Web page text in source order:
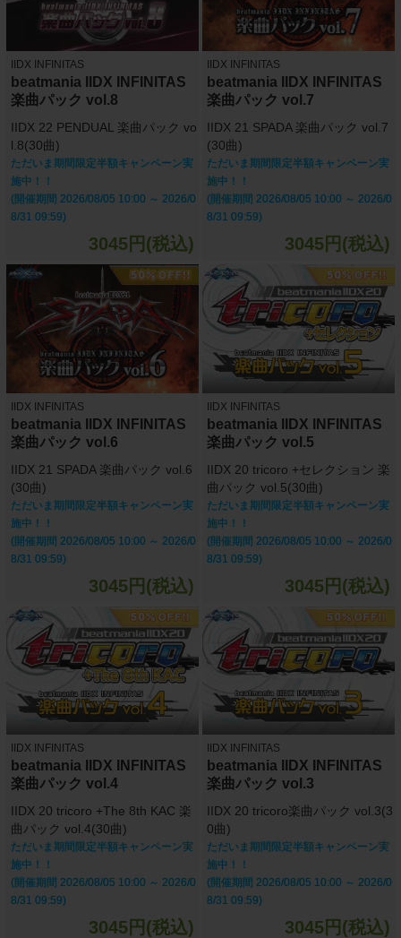
IIDX INFINITAS
beatmania IIDX INFINITAS
楽曲パック vol.8
IIDX 22 PENDUAL 楽曲パック vo
l.8(30曲)
ただいま期間限定半額キャンペーン実
施中！！
(開催期間 2026/08/05 10:00 ～ 2026/0
8/31 09:59)
3045円(税込)
IIDX INFINITAS
beatmania IIDX INFINITAS
楽曲パック vol.7
IIDX 21 SPADA 楽曲パック vol.7
(30曲)
ただいま期間限定半額キャンペーン実
施中！！
(開催期間 2026/08/05 10:00 ～ 2026/0
8/31 09:59)
3045円(税込)
IIDX INFINITAS
beatmania IIDX INFINITAS
楽曲パック vol.6
IIDX 21 SPADA 楽曲パック vol.6
(30曲)
ただいま期間限定半額キャンペーン実
施中！！
(開催期間 2026/08/05 10:00 ～ 2026/0
8/31 09:59)
3045円(税込)
IIDX INFINITAS
beatmania IIDX INFINITAS
楽曲パック vol.5
IIDX 20 tricoro +セレクション 楽
曲パック vol.5(30曲)
ただいま期間限定半額キャンペーン実
施中！！
(開催期間 2026/08/05 10:00 ～ 2026/0
8/31 09:59)
3045円(税込)
IIDX INFINITAS
beatmania IIDX INFINITAS
楽曲パック vol.4
IIDX 20 tricoro +The 8th KAC 楽
曲パック vol.4(30曲)
ただいま期間限定半額キャンペーン実
施中！！
(開催期間 2026/08/05 10:00 ～ 2026/0
8/31 09:59)
3045円(税込)
IIDX INFINITAS
beatmania IIDX INFINITAS
楽曲パック vol.3
IIDX 20 tricoro楽曲パック vol.3(3
0曲)
ただいま期間限定半額キャンペーン実
施中！！
(開催期間 2026/08/05 10:00 ～ 2026/0
8/31 09:59)
3045円(税込)